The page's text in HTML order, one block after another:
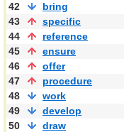
42
bring
43
specific
44
reference
45
ensure
46
offer
47
procedure
48
work
49
develop
50
draw